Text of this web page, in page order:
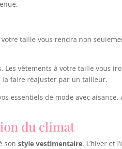
taille vous rendra non
vêtements à votre taille vous
la faire réajuster par un tailleur.
essentiels de mode avec
du climat
sonstyle vestimentaire. L’hiver et